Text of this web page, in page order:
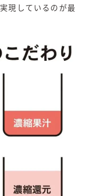
現しているのが最